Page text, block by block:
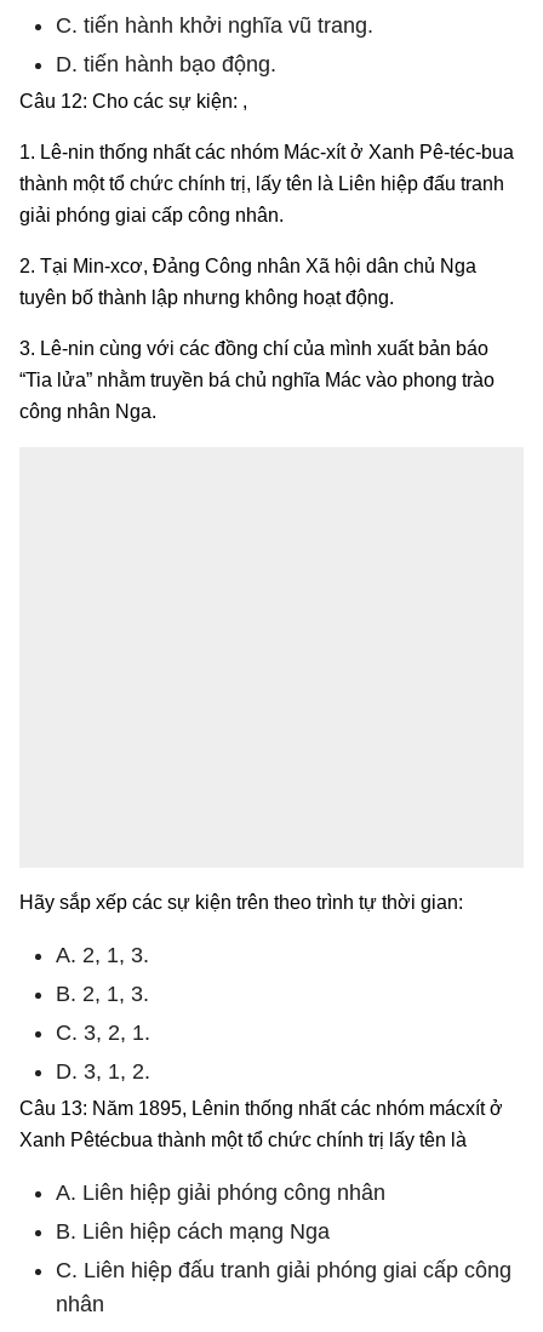
C. tiến hành khởi nghĩa vũ trang.
D. tiến hành bạo động.
Câu 12: Cho các sự kiện: ,
1. Lê-nin thống nhất các nhóm Mác-xít ở Xanh Pê-téc-bua
thành một tổ chức chính trị, lấy tên là Liên hiệp đấu tranh
giải phóng giai cấp công nhân.
2. Tại Min-xcơ, Đảng Công nhân Xã hội dân chủ Nga
tuyên bố thành lập nhưng không hoạt động.
3. Lê-nin cùng với các đồng chí của mình xuất bản báo
“Tia lửa” nhằm truyền bá chủ nghĩa Mác vào phong trào
công nhân Nga.
Hãy sắp xếp các sự kiện trên theo trình tự thời gian:
A. 2, 1, 3.
B. 2, 1, 3.
C. 3, 2, 1.
D. 3, 1, 2.
Câu 13: Năm 1895, Lênin thống nhất các nhóm mácxít ở
Xanh Pêtécbua thành một tổ chức chính trị lấy tên là
A. Liên hiệp giải phóng công nhân
B. Liên hiệp cách mạng Nga
C. Liên hiệp đấu tranh giải phóng giai cấp công
nhân